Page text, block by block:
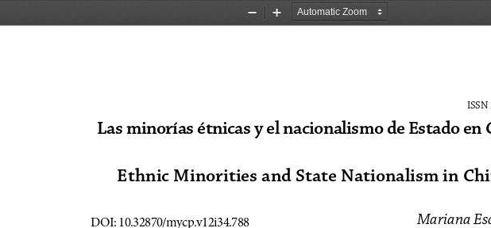
Zoom
Zoom
Las minorías étnicas y el nacionalismo de Estado en
Ethnic Minorities and State Nationalism in
Mariana
DOI: 10.32870/mycp.v12i34.788